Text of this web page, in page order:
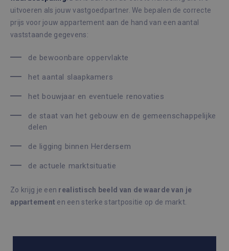
uitvoeren als jouw vastgoedpartner. We bepalen de correcte
prijs voor jouw appartement aan de hand van een aantal
vaststaande gegevens:
de bewoonbare oppervlakte
het aantal slaapkamers
het bouwjaar en eventuele renovaties
de staat van het gebouw en de gemeenschappelijke
delen
de ligging binnen Herdersem
de actuele marktsituatie
Zo krijg je een realistisch beeld van de waarde van je
appartement en een sterke startpositie op de markt.